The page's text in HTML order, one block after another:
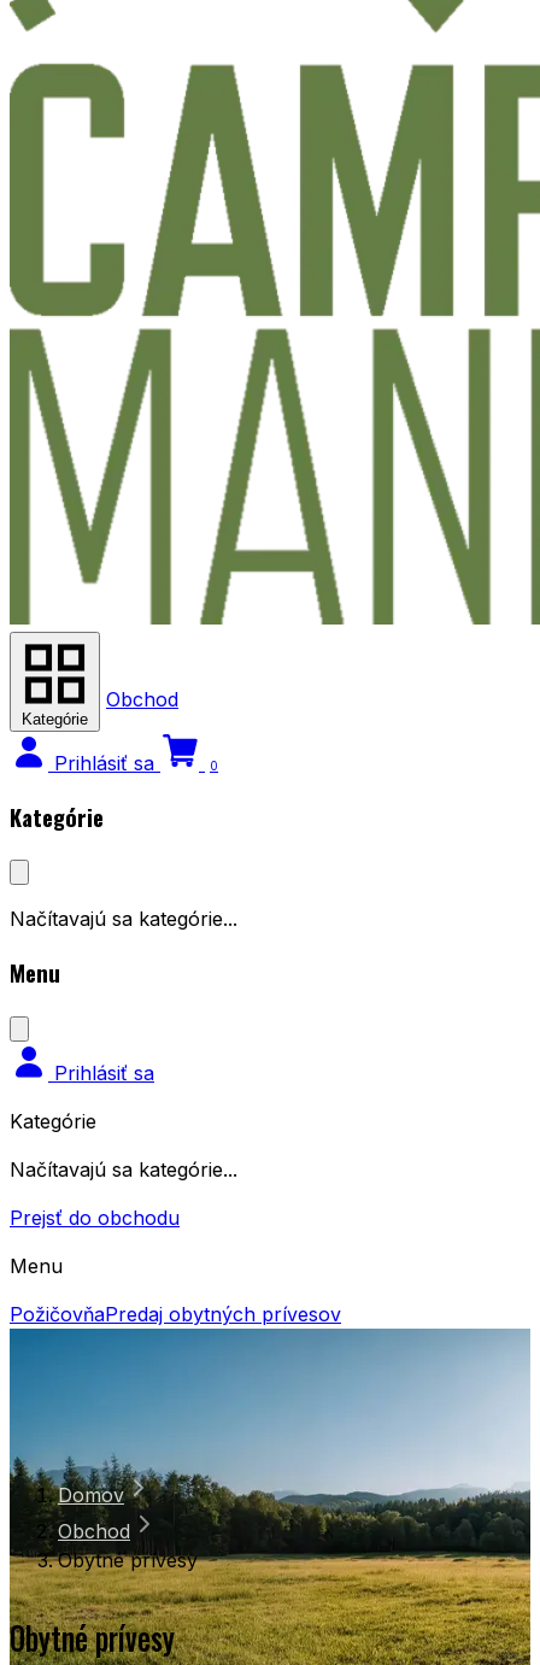
Kategórie
Obchod
Prihlásiť sa 0
Kategórie
Načítavajú sa kategórie...
Menu
Prihlásiť sa
Kategórie
Načítavajú sa kategórie...
Prejsť do obchodu
Menu
PožičovňaPredaj obytných prívesov
Domov
Obchod
Obytné prívesy
Obytné prívesy